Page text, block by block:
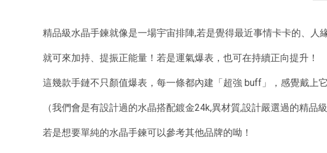
精品級水晶手鍊就像是一場宇宙排陣,若是覺得最近事情卡卡的、人
就可來加持、提振正能量！若是運氣爆表，也可在持續正向提升！
這幾款手鏈不只顏值爆表，每一條都內建「超強 buff」，感覺戴上
（我們會是有設計過的水晶搭配鍍金24k,異材質,設計嚴選過的精品
若是想要單純的水晶手鍊可以參考其他品牌的呦！